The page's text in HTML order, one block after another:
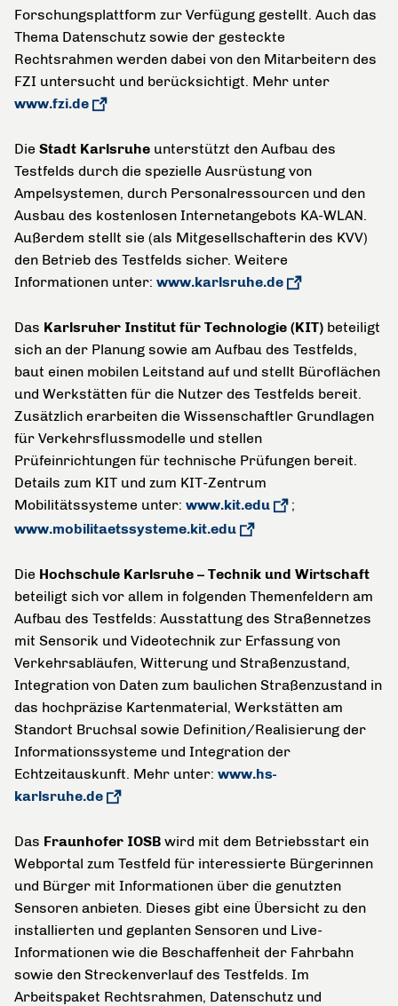
Forschungsplattform zur Verfügung gestellt. Auch das
Thema Datenschutz sowie der gesteckte
Rechtsrahmen werden dabei von den Mitarbeitern des
FZI untersucht und berücksichtigt. Mehr unter
www.fzi.de
Die Stadt Karlsruhe unterstützt den Aufbau des
Testfelds durch die spezielle Ausrüstung von
Ampelsystemen, durch Personalressourcen und den
Ausbau des kostenlosen Internetangebots KA-WLAN.
Außerdem stellt sie (als Mitgesellschafterin des KVV)
den Betrieb des Testfelds sicher. Weitere
Informationen unter: www.karlsruhe.de
Das Karlsruher Institut für Technologie (KIT) beteiligt
sich an der Planung sowie am Aufbau des Testfelds,
baut einen mobilen Leitstand auf und stellt Büroflächen
und Werkstätten für die Nutzer des Testfelds bereit.
Zusätzlich erarbeiten die Wissenschaftler Grundlagen
für Verkehrsflussmodelle und stellen
Prüfeinrichtungen für technische Prüfungen bereit.
Details zum KIT und zum KIT-Zentrum
Mobilitätssysteme unter: www.kit.edu
;
www.mobilitaetssysteme.kit.edu
Die Hochschule Karlsruhe – Technik und Wirtschaft
beteiligt sich vor allem in folgenden Themenfeldern am
Aufbau des Testfelds: Ausstattung des Straßennetzes
mit Sensorik und Videotechnik zur Erfassung von
Verkehrsabläufen, Witterung und Straßenzustand,
Integration von Daten zum baulichen Straßenzustand in
das hochpräzise Kartenmaterial, Werkstätten am
Standort Bruchsal sowie Definition/Realisierung der
Informationssysteme und Integration der
Echtzeitauskunft. Mehr unter: www.hs-
karlsruhe.de
Das Fraunhofer IOSB wird mit dem Betriebsstart ein
Webportal zum Testfeld für interessierte Bürgerinnen
und Bürger mit Informationen über die genutzten
Sensoren anbieten. Dieses gibt eine Übersicht zu den
installierten und geplanten Sensoren und Live-
Informationen wie die Beschaffenheit der Fahrbahn
sowie den Streckenverlauf des Testfelds. Im
Arbeitspaket Rechtsrahmen, Datenschutz und